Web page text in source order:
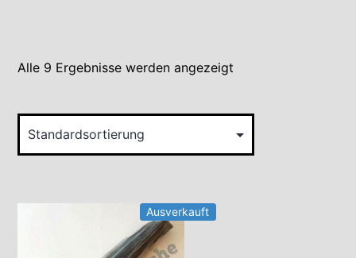
Alle 9 Ergebnisse werden angezeigt
Ausverkauft